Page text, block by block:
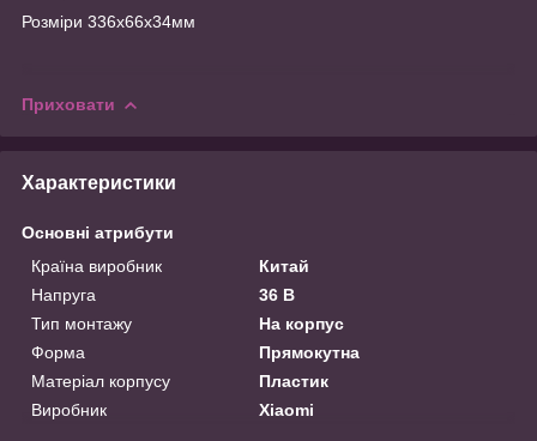
Розміри 336х66х34мм
Приховати
Характеристики
Основні атрибути
Країна виробник
Китай
Напруга
36 В
Тип монтажу
На корпус
Форма
Прямокутна
Матеріал корпусу
Пластик
Виробник
Xiaomi